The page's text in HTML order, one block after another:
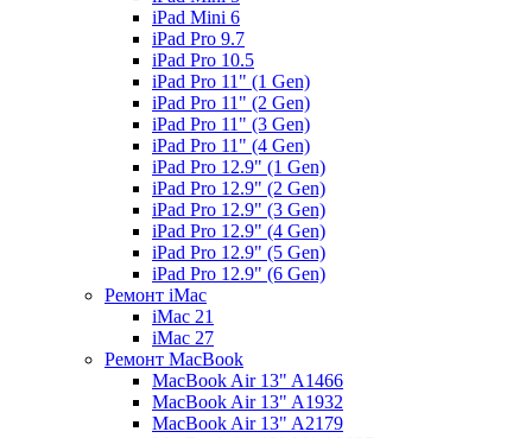
iPad Mini 6
iPad Pro 9.7
iPad Pro 10.5
iPad Pro 11" (1 Gen)
iPad Pro 11" (2 Gen)
iPad Pro 11" (3 Gen)
iPad Pro 11" (4 Gen)
iPad Pro 12.9" (1 Gen)
iPad Pro 12.9" (2 Gen)
iPad Pro 12.9" (3 Gen)
iPad Pro 12.9" (4 Gen)
iPad Pro 12.9" (5 Gen)
iPad Pro 12.9" (6 Gen)
Ремонт iMac
iMac 21
iMac 27
Ремонт MacBook
MacBook Air 13" A1466
MacBook Air 13" A1932
MacBook Air 13" A2179